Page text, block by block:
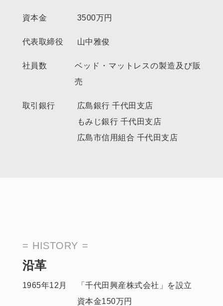
資本金 3500万円
代表取締役 山中雅俊
社員数
ベッド・マットレスの製造及び販
売
取引銀行
広島銀行 千代田支店
もみじ銀行 千代田支店
広島市信用組合 千代田支店
HISTORY
沿革
1965年12月
「千代田興産株式会社」を設立
資本金150万円